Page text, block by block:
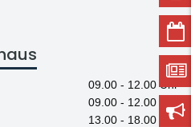
09.00 - 12.00 Uhr
09.00 - 12.00 Uhr
13.00 - 18.00 Uhr